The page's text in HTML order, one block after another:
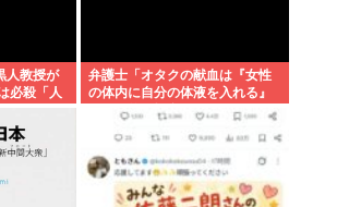
人教授が
必殺「人
弁護士「オタクの献血は『女性
の体内に自分の体液を入れる』
のが目的。場合によっては不同